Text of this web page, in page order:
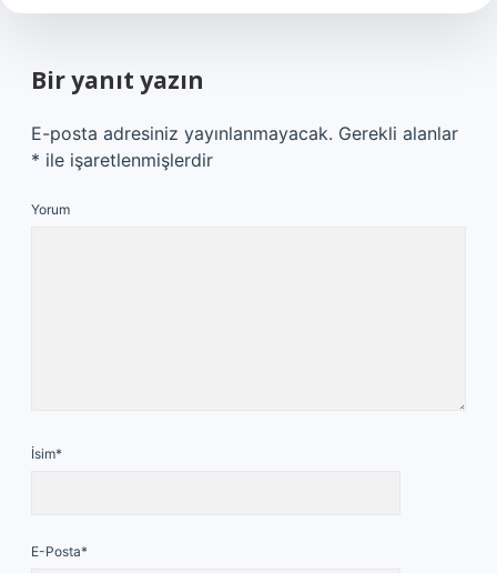
Bir yanıt yazın
E-posta adresiniz yayınlanmayacak. Gerekli alanlar
* ile işaretlenmişlerdir
Yorum
İsim*
E-Posta*